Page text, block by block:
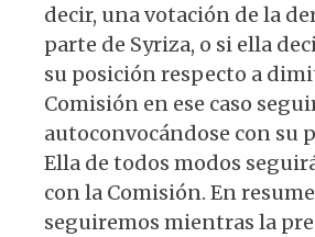
decir, una votación de la
parte de Syriza, o si ella
su posición respecto a
Comisión en ese caso
autoconvocándose con su
Ella de todos modos
con la Comisión. En
seguiremos mientras la